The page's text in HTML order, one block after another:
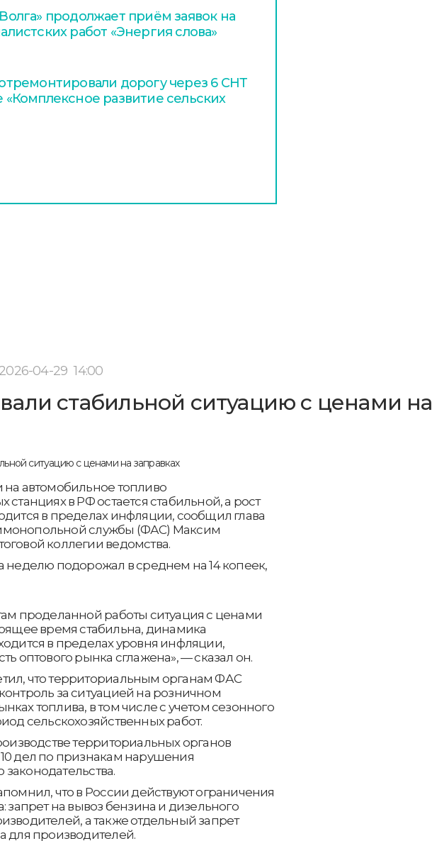
продолжает приём заявок на
работ «Энергия слова»
дорогу через 6 СНТ
развитие сельских
2026-04-29 14:00
стабильной ситуацию с ценами на
на автомобильное топливо
станциях в РФ остается стабильной, а рост
в пределах инфляции, сообщил глава
службы (ФАС) Максим
коллегии ведомства.
неделю подорожал в среднем на 14 копеек,
проделанной работы ситуация с ценами
время стабильна, динамика
в пределах уровня инфляции,
оптового рынка сглажена», — сказал он.
что территориальным органам ФАС
за ситуацией на розничном
топлива, в том числе с учетом сезонного
сельскохозяйственных работ.
территориальных органов
дел по признакам нарушения
что в России действуют ограничения
запрет на вывоз бензина и дизельного
а также отдельный запрет
для производителей.